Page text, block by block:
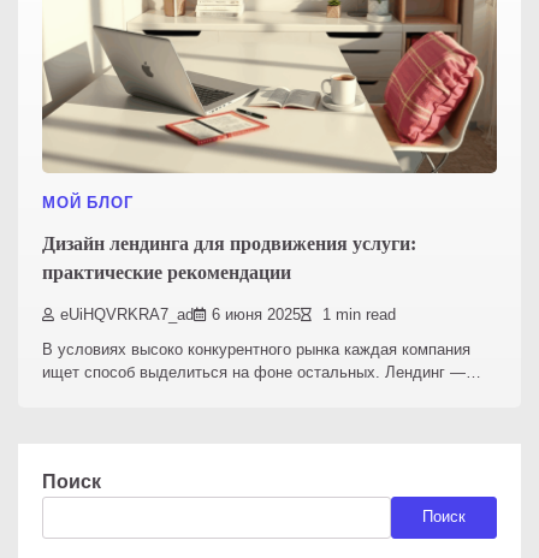
МОЙ БЛОГ
Дизайн лендинга для продвижения услуги:
практические рекомендации
eUiHQVRKRA7_ad 6 июня 2025 1 min read
В условиях высоко конкурентного рынка каждая компания
ищет способ выделиться на фоне остальных. Лендинг —…
Поиск
Поиск